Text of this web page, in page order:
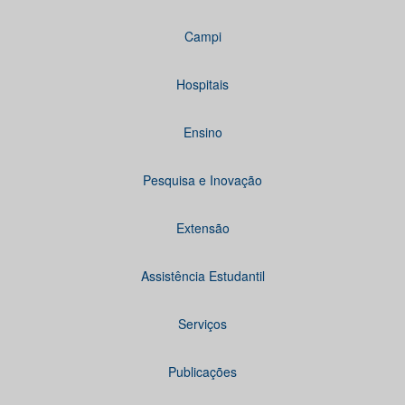
Campi
Hospitais
Ensino
Pesquisa e Inovação
Extensão
Assistência Estudantil
Serviços
Publicações